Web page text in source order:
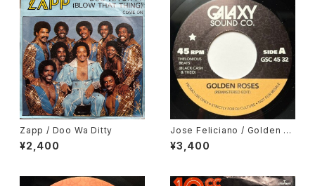
Zapp / Doo Wa Ditty
¥2,400
Jose Feliciano / Golden La
dy, Gene Harris / Losalamit
oslatinfunklovesong
¥3,400